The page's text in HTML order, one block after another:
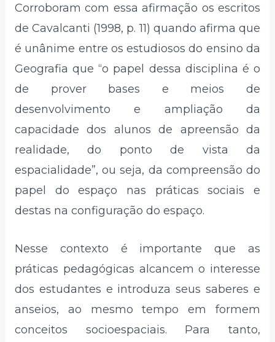
Corroboram com essa afirmação os escritos
de Cavalcanti (1998, p. 11) quando afirma que
é unânime entre os estudiosos do ensino da
Geografia que “o papel dessa disciplina é o
de prover bases e meios de
desenvolvimento e ampliação da
capacidade dos alunos de apreensão da
realidade, do ponto de vista da
espacialidade”, ou seja, da compreensão do
papel do espaço nas práticas sociais e
destas na configuração do espaço.
Nesse contexto é importante que as
práticas pedagógicas alcancem o interesse
dos estudantes e introduza seus saberes e
anseios, ao mesmo tempo em formem
conceitos socioespaciais. Para tanto,